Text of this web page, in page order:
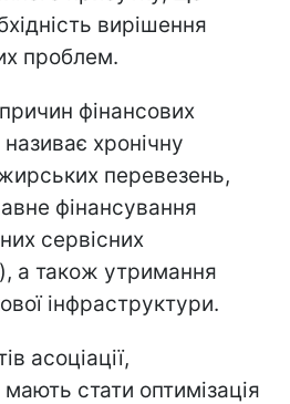
вирішення
проблем.
фінансових
хронічну
перевезень,
фінансування
сервісних
а також утримання
інфраструктури.
асоціації,
стати оптимізація